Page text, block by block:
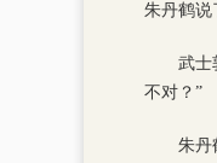
朱丹鹤说
武士
不对？”
朱丹